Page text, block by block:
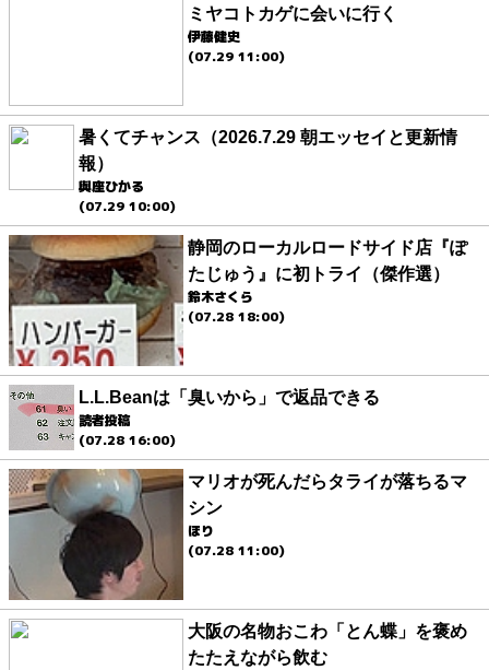
ミヤコトカゲに会いに行く
伊藤健史
(07.29 11:00)
暑くてチャンス（2026.7.29 朝エッセイと更新情
報）
與座ひかる
(07.29 10:00)
静岡のローカルロードサイド店『ぽ
たじゅう』に初トライ（傑作選）
鈴木さくら
(07.28 18:00)
L.L.Beanは「臭いから」で返品できる
読者投稿
(07.28 16:00)
マリオが死んだらタライが落ちるマ
シン
ほり
(07.28 11:00)
大阪の名物おこわ「とん蝶」を褒め
たたえながら飲む